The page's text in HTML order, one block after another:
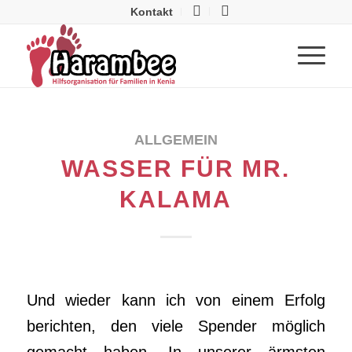
Kontakt
ALLGEMEIN
WASSER FÜR MR.
KALAMA
Und wieder kann ich von einem Erfolg
berichten, den viele Spender möglich